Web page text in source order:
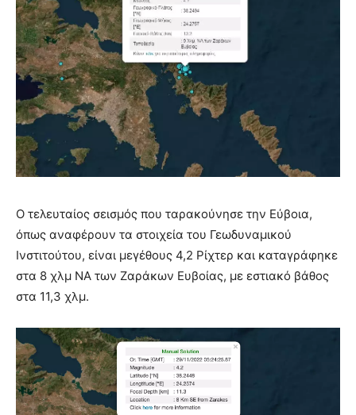
Ο τελευταίος σεισμός που ταρακούνησε την Εύβοια,
όπως αναφέρουν τα στοιχεία του Γεωδυναμικού
Ινστιτούτου, είναι μεγέθους 4,2 Ρίχτερ και καταγράφηκε
στα 8 χλμ ΝΑ των Ζαράκων Ευβοίας, με εστιακό βάθος
στα 11,3 χλμ.